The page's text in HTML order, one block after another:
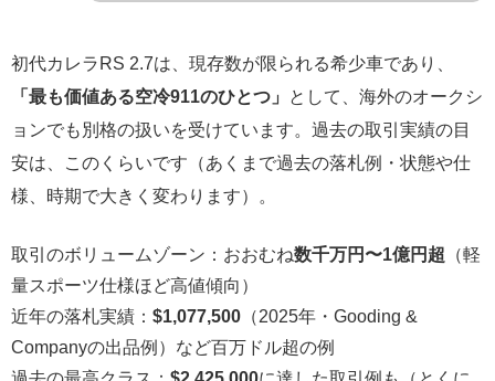
初代カレラRS 2.7は、現存数が限られる希少車であり、
「最も価値ある空冷911のひとつ」
として、海外のオークシ
ョンでも別格の扱いを受けています。過去の取引実績の目
安は、このくらいです（あくまで過去の落札例・状態や仕
様、時期で大きく変わります）。
取引のボリュームゾーン：おおむね数千万円〜1億円超 （軽
量スポーツ仕様ほど高値傾向）
近年の落札実績： $1,077,500 （2025年・Gooding &
Companyの出品例）など百万ドル超の例